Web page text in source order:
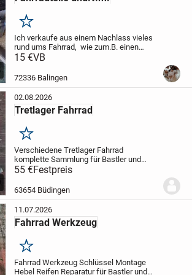
Merken
Ich verkaufe aus einem Nachlass vieles
rund ums Fahrrad, wie zum.B. einen
Montageständer, noch neue
Luftpumpen, u.v.m. Einfach
vorbeikommen und durchschauen! Nur...
15 €VB
72336 Balingen
02.08.2026
Tretlager Fahrrad
Merken
Verschiedene Tretlager Fahrrad
komplette Sammlung für Bastler und
Hobby Tüftler Heimwerker Schrauber
Spezialisten inklusive Versand für 55 Euro
55 €Festpreis
63654 Büdingen
11.07.2026
Fahrrad Werkzeug
Merken
Fahrrad Werkzeug Schlüssel Montage
Hebel Reifen Reparatur für Bastler und